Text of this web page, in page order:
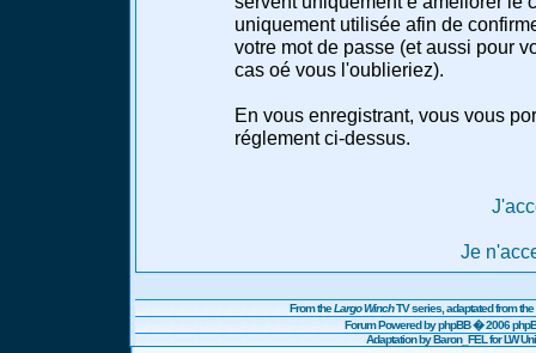
uniquement utilisée afin de
votre mot de passe (et aussi pour
cas oé vous l'oublieriez).
En vous enregistrant, vous vous
réglement ci-dessus.
Je
From theLargo WinchTV series, adaptated from
Forum Powered byphpBB� 2006
Adaptation by Baron_FEL for LW